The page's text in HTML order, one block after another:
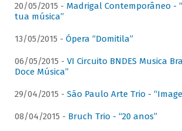
20/05/2015 - Madrigal Contemporâneo -
tua música”
13/05/2015 - Ópera “Domitila”
06/05/2015 - VI Circuito BNDES Musica
Doce Música”
29/04/2015 - São Paulo Arte Trio -
08/04/2015 - Bruch Trio - “20 anos”